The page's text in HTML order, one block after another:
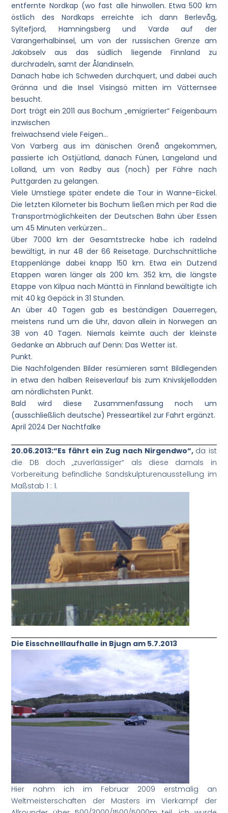
entfernte Nordkap (wo fast alle hinwollen. Etwa 500 km
östlich des Nordkaps erreichte ich dann Berlevåg,
Syltefjord, Hamningsberg und Vardø auf der
Varangerhalbinsel, um von der russischen Grenze am
Jakobselv aus das südlich liegende Finnland zu
durchradeln, samt der Ålandinseln.
Danach habe ich Schweden durchquert, und dabei auch
Gränna und die Insel Visingsö mitten im Vätternsee
besucht.
Dort trägt ein 2011 aus Bochum „emigrierter“ Feigenbaum
inzwischen
freiwachsend viele Feigen…
Von Varberg aus im dänischen Grenå angekommen,
passierte ich Ostjütland, danach Fünen, Langeland und
Lolland, um von Rødby aus (noch) per Fähre nach
Puttgarden zu gelangen.
Viele Umstiege später endete die Tour in Wanne-Eickel.
Die letzten Kilometer bis Bochum ließen mich per Rad die
Transportmöglichkeiten der Deutschen Bahn über Essen
um 45 Minuten verkürzen…
Über 7000 km der Gesamtstrecke habe ich radelnd
bewältigt, in nur 48 der 66 Reisetage. Durchschnittliche
Etappenlänge dabei knapp 150 km. Etwa ein Dutzend
Etappen waren länger als 200 km. 352 km, die längste
Etappe von Kilpua nach Mänttä in Finnland bewältigte ich
mit 40 kg Gepäck in 31 Stunden.
An über 40 Tagen gab es beständigen Dauerregen,
meistens rund um die Uhr, davon allein in Norwegen an
38 von 40 Tagen. Niemals keimte auch der kleinste
Gedanke an Abbruch auf Denn: Das Wetter ist.
Punkt.
Die Nachfolgenden Bilder resümieren samt Bildlegenden
in etwa den halben Reiseverlauf bis zum Knivskjellodden
am nördlichsten Punkt.
Bald wird diese Zusammenfassung noch um
(ausschließlich deutsche) Presseartikel zur Fahrt ergänzt.
April 2024 Der Nachtfalke
20.06.2013:“Es fährt ein Zug nach Nirgendwo“, da ist
die DB doch „zuverlässiger“ als diese damals in
Vorbereitung befindliche Sandskulpturenausstellung im
Maßstab 1 : 1.
Die Eisschnelllaufhalle in Bjugn am 5.7.2013
Hier nahm ich im Februar 2009 erstmalig an
Weltmeisterschaften der Masters im Vierkampf der